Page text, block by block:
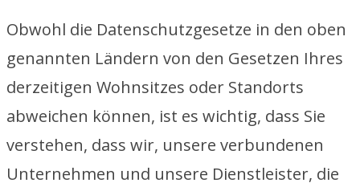
Obwohl die Datenschutzgesetze in den oben
genannten Ländern von den Gesetzen Ihres
derzeitigen Wohnsitzes oder Standorts
abweichen können, ist es wichtig, dass Sie
verstehen, dass wir, unsere verbundenen
Unternehmen und unsere Dienstleister, die